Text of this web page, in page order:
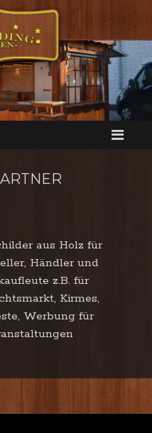
aus Holz für
Händler und
z.B. für
Kirmes,
Werbung für